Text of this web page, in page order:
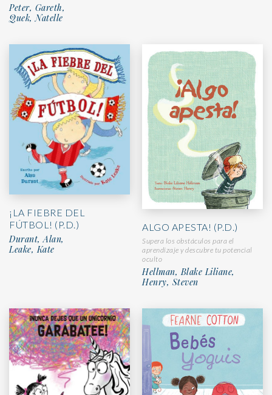
Peter, Gareth,
Quek, Natelle
¡LA FIEBRE DEL
FÚTBOL! (P.D.)
Durant, Alan,
Leake, Kate
ALGO APESTA! (P.D.)
Supera los obstáculos para el
aprendizaje y descubre tu potencial
oculto
Hellman, Blake Liliane,
Henry, Steven